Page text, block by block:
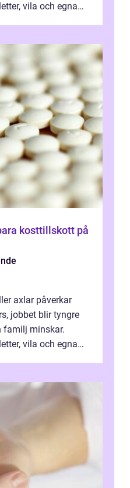
vila och egna
axlar påverkar
jobbet blir tyngre
familj minskar.
vila och egna